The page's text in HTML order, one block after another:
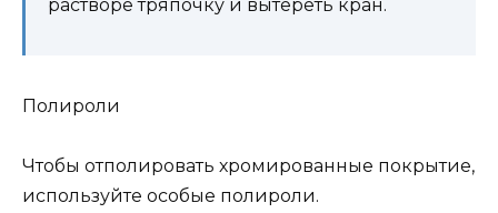
растворе тряпочку и вытереть кран.
Полироли
Чтобы отполировать хромированные покрытие,
используйте особые полироли.